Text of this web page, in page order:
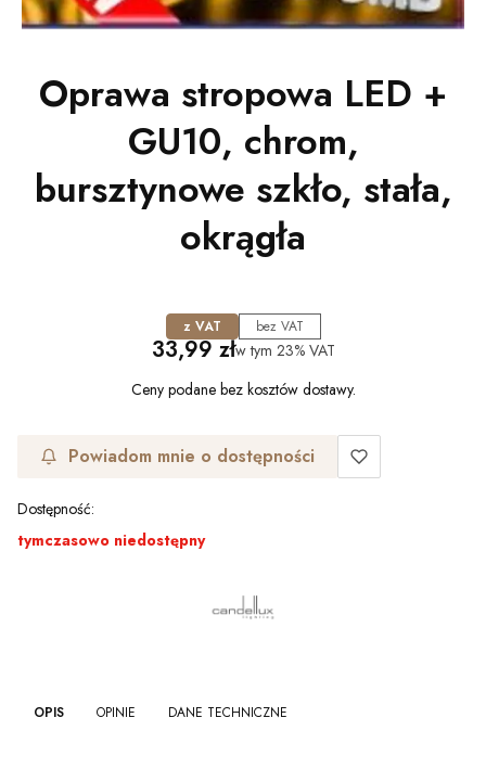
Oprawa stropowa LED +
GU10, chrom,
bursztynowe szkło, stała,
okrągła
z VAT bez VAT
Cena
33,99 złw tym 23% VAT
Ceny podane bez kosztów dostawy.
Powiadom mnie o dostępności
Dostępność:
tymczasowo niedostępny
OPIS OPINIE DANE TECHNICZNE